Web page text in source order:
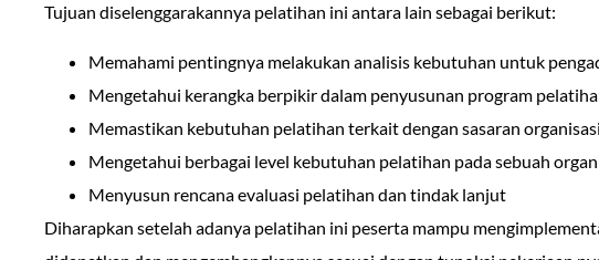
Tujuan diselenggarakannya pelatihan ini antara lain sebagai berikut:
Memahami pentingnya melakukan analisis kebutuhan untuk
Mengetahui kerangka berpikir dalam penyusunan program
Memastikan kebutuhan pelatihan terkait dengan sasaran organisasi
Mengetahui berbagai level kebutuhan pelatihan pada sebuah
Menyusun rencana evaluasi pelatihan dan tindak lanjut
Diharapkan setelah adanya pelatihan ini peserta mampu